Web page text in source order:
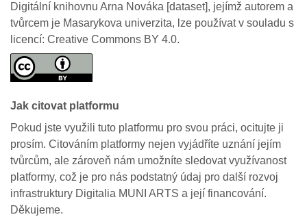
Digitální knihovnu Arna Nováka [dataset], jejímž autorem a
tvůrcem je Masarykova univerzita, lze používat v souladu s
licencí: Creative Commons BY 4.0.
Jak citovat platformu
Pokud jste využili tuto platformu pro svou práci, ocitujte ji
prosím. Citováním platformy nejen vyjádříte uznání jejím
tvůrcům, ale zároveň nám umožníte sledovat využívanost
platformy, což je pro nás podstatný údaj pro další rozvoj
infrastruktury Digitalia MUNI ARTS a její financování.
Děkujeme.